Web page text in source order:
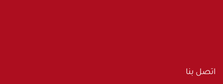
اتصل بنا